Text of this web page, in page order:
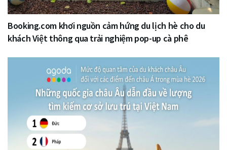
Booking.com khơi nguồn cảm hứng du lịch hè cho du
khách Việt thông qua trải nghiệm pop-up cà phê